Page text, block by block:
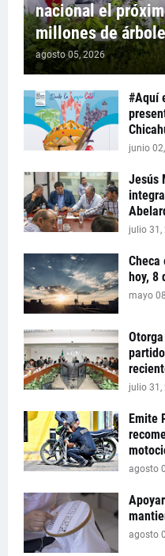
nacional el
millones de
agosto 05, 2026
#Aquí
junio
Jesús
julio 31,
Checa
hoy, 8
mayo
julio 31,
Emite
agosto
agosto